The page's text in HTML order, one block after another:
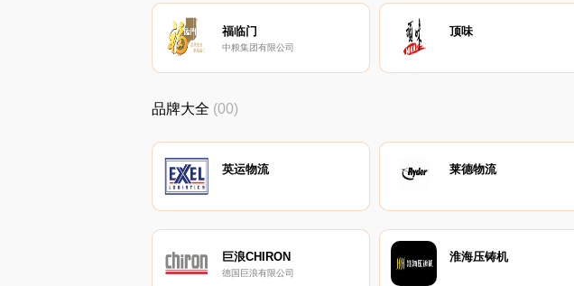
福临门
中粮集团有限公司
顶味
品牌大全 (00)
英运物流 莱德物流
巨浪CHIRON
德国巨浪有限公司
淮海压铸机